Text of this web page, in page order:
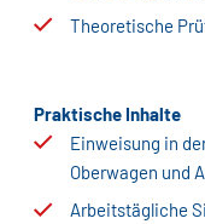
Theoretische
Praktische Inhalte
Einweisung in
Oberwagen und
Arbeitstägliche